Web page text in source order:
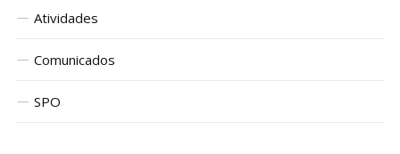
Atividades
Comunicados
SPO